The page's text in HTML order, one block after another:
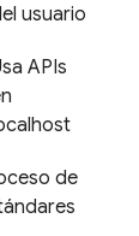
usuario
APIs
de